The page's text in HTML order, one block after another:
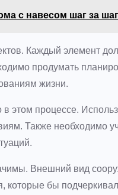
с навесом шаг за
Каждый элемент
продумать
жизни.
в этом процессе.
Также необходимо
Внешний вид
бы